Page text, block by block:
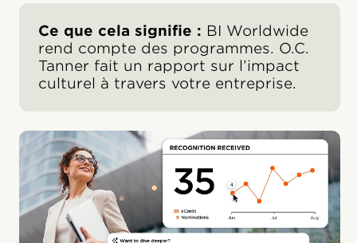
Ce que cela signifie : BI Worldwide
rend compte des programmes. O.C.
Tanner fait un rapport sur l’impact
culturel à travers votre entreprise.